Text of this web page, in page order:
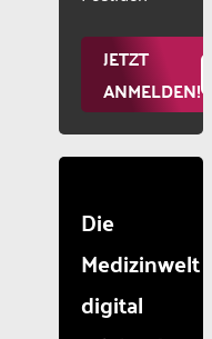
JETZT
ANMELDEN!
Die
Medizinwelt
digital